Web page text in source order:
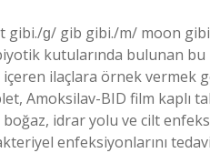
gibi./ɡ/ gib gibi./m/ moon
kutularında bulunan bu
ilaçlara örnek vermek
Amoksilav-BID film kaplı
idrar yolu ve cilt
enfeksiyonlarını